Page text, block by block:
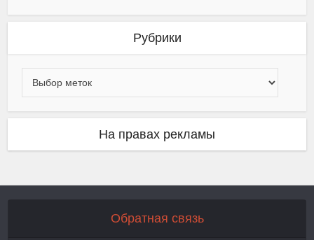
Рубрики
На правах рекламы
Обратная связь